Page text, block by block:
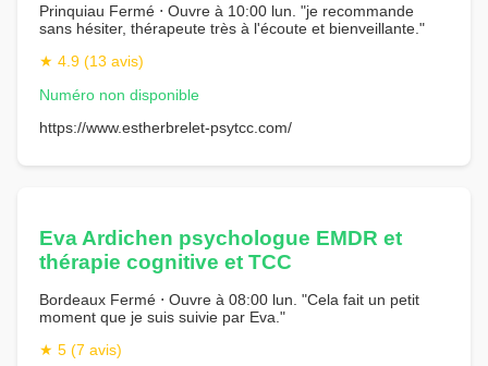
Prinquiau Fermé ⋅ Ouvre à 10:00 lun. "je recommande
sans hésiter, thérapeute très à l'écoute et bienveillante."
★ 4.9 (13 avis)
Numéro non disponible
https://www.estherbrelet-psytcc.com/
Eva Ardichen psychologue EMDR et
thérapie cognitive et TCC
Bordeaux Fermé ⋅ Ouvre à 08:00 lun. "Cela fait un petit
moment que je suis suivie par Eva."
★ 5 (7 avis)